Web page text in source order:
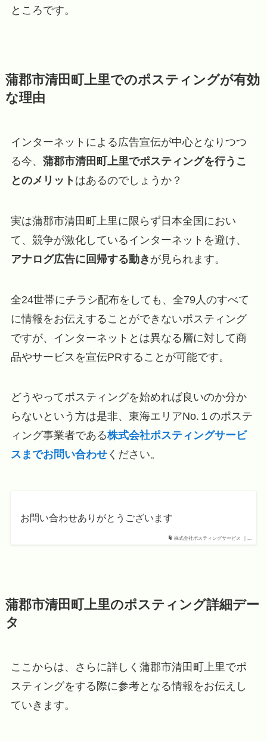
ところです。
蒲郡市清田町上里でのポスティングが有効
な理由
インターネットによる広告宣伝が中心となりつつ
る今、 蒲郡市清田町上里でポスティングを行うこ
とのメリット はあるのでしょうか？
実は蒲郡市清田町上里に限らず日本全国におい
て、競争が激化しているインターネットを避け、
アナログ広告に回帰する動き が見られます。
全24世帯にチラシ配布をしても、全79人のすべて
に情報をお伝えすることができないポスティング
ですが、インターネットとは異なる層に対して商
品やサービスを宣伝PRすることが可能です。
どうやってポスティングを始めれば良いのか分か
らないという方は是非、東海エリアNo.１のポステ
ィング事業者である株式会社ポスティングサービ
スまでお問い合わせください。
株式会社ポスティングサービス ｜...
お問い合わせありがとうございます
蒲郡市清田町上里のポスティング詳細デー
タ
ここからは、さらに詳しく蒲郡市清田町上里でポ
スティングをする際に参考となる情報をお伝えし
ていきます。